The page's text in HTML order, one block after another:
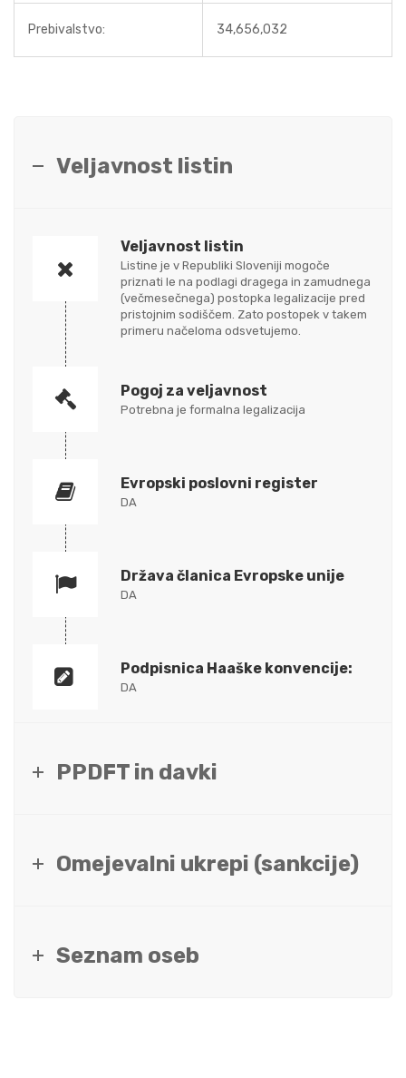
Prebivalstvo: 34,656,032
Veljavnost listin
Veljavnost listin
Listine je v Republiki Sloveniji mogoče
priznati le na podlagi dragega in zamudnega
(večmesečnega) postopka legalizacije pred
pristojnim sodiščem. Zato postopek v takem
primeru načeloma odsvetujemo.
Pogoj za veljavnost
Potrebna je formalna legalizacija
Evropski poslovni register
DA
Država članica Evropske unije
DA
Podpisnica Haaške konvencije:
DA
PPDFT in davki
Omejevalni ukrepi (sankcije)
Seznam oseb